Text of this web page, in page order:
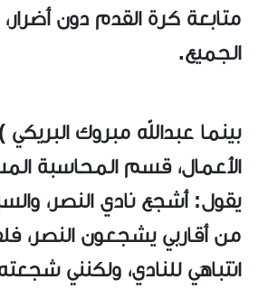
متابعة كرة القدم دون
الجميع.
بينما عبدالله مبروك البريكي
الأعمال، قسم المحاسبة
يقول: أشجع نادي النصر،
من أقاربي يشجعون النصر،
انتباهي للنادي، ولكنني